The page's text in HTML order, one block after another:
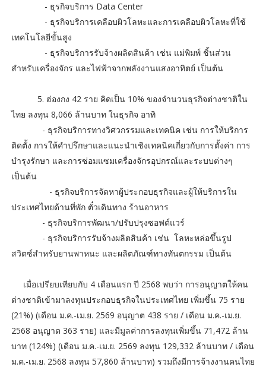
- ธุรกิจบริการ Data Center
- ธุรกิจบริการเคลือบผิวโลหะและการเคลือบผิวโลหะที่ใช้
เทคโนโลยีขั้นสูง
- ธุรกิจบริการรับจ้างผลิตสินค้า เช่น แม่พิมพ์ ชิ้นส่วน
สำหรับเครื่องจักร และไฟฟ้าจากพลังงานแสงอาทิตย์ เป็นต้น
5. ฮ่องกง 42 ราย คิดเป็น 10% ของจำนวนธุรกิจต่างชาติใน
ไทย ลงทุน 8,066 ล้านบาท ในธุรกิจ อาทิ
- ธุรกิจบริการทางวิศวกรรมและเทคนิค เช่น การให้บริการ
ติดตั้ง การให้คำปรึกษาและแนะนำเชิงเทคนิคเกี่ยวกับการตั้งค่า การ
บำรุงรักษา และการซ่อมแซมเครื่องจักรอุปกรณ์และระบบต่างๆ
เป็นต้น
- ธุรกิจบริการจัดหาผู้ประกอบธุรกิจและผู้ให้บริการใน
ประเทศไทยด้านที่พัก ตั๋วเดินทาง ร้านอาหาร
- ธุรกิจบริการพัฒนา/ปรับปรุงซอฟต์แวร์
- ธุรกิจบริการรับจ้างผลิตสินค้า เช่น โลหะหล่อขึ้นรูป
สวิตซ์สำหรับยานพาหนะ และผลิตภัณฑ์ทางทันตกรรม เป็นต้น
เมื่อเปรียบเทียบกับ 4 เดือนแรก ปี 2568 พบว่า การอนุญาตให้คน
ต่างชาติเข้ามาลงทุนประกอบธุรกิจในประเทศไทย เพิ่มขึ้น 75 ราย
(21%) (เดือน ม.ค.-เม.ย. 2569 อนุญาต 438 ราย / เดือน ม.ค.-เม.ย.
2568 อนุญาต 363 ราย) และมีมูลค่าการลงทุนเพิ่มขึ้น 71,472 ล้าน
บาท (124%) (เดือน ม.ค.-เม.ย. 2569 ลงทุน 129,332 ล้านบาท / เดือน
ม.ค.-เม.ย. 2568 ลงทุน 57,860 ล้านบาท) รวมถึงมีการจ้างงานคนไทย